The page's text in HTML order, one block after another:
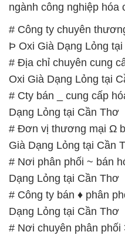
ngành công nghiệp hóa
# Công ty chuyên
Þ Oxi Già Dạng Lỏng
# Địa chỉ chuyên cung
Oxi Già Dạng Lỏng tại
# Cty bán _ cung cấp
Dạng Lỏng tại Cần Thơ
# Đơn vị thương mại Ω
Già Dạng Lỏng tại Cần
# Nơi phân phối ~ bán
Dạng Lỏng tại Cần Thơ
# Công ty bán ♦ phân
Dạng Lỏng tại Cần Thơ
# Nơi chuyên phân